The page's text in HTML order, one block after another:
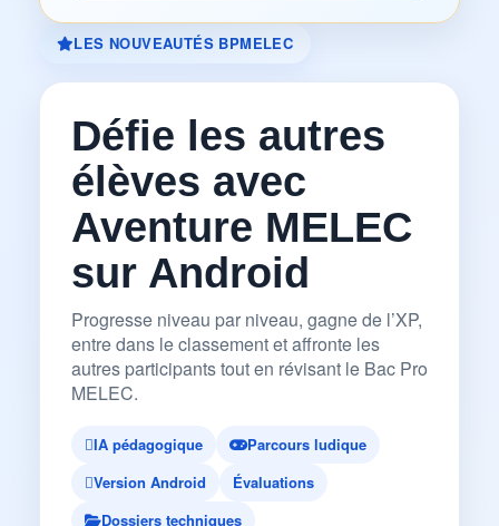
LES NOUVEAUTÉS BPMELEC
Défie les autres
élèves avec
Aventure MELEC
sur Android
Progresse niveau par niveau, gagne de l’XP,
entre dans le classement et affronte les
autres participants tout en révisant le Bac Pro
MELEC.
IA pédagogique
Parcours ludique
Version Android
Évaluations
Dossiers techniques